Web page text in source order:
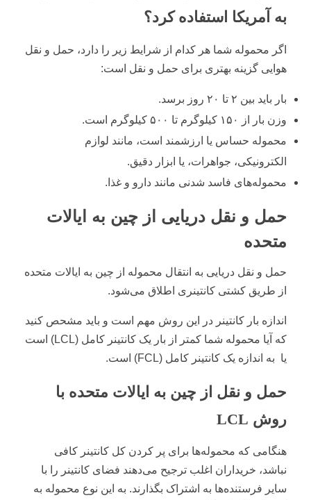
به آمریکا استفاده کرد؟
اگر محموله شما هر کدام از شرایط زیر را دارد، حمل و نقل
هوایی گزینه بهتری برای حمل و نقل است:
بار باید بین ۲ تا ۲۰ روز برسد.
وزن بار از ۱۵۰ کیلوگرم تا ۵۰۰ کیلوگرم است.
محموله حساس یا ارزشمند است، مانند لوازم
الکترونیکی، جواهرات، یا ابزار دقیق.
محموله‌های فاسد شدنی مانند دارو و غذا.
حمل و نقل دریایی از چین به ایالات
متحده
حمل و نقل دریایی به انتقال محموله از چین به ایالات متحده
از طریق کشتی کانتینری اطلاق می‌شود.
اندازه بار کانتینر در این روش مهم است و باید مشحص کنید
که آیا محموله شما کمتر از بار یک کانتینر کامل (LCL) است
یا به اندازه یک کانتینر کامل (FCL) است.
حمل و نقل از چین به ایالات متحده با
روش LCL
هنگامی که محموله‌ها برای پر کردن کل کانتینر کافی
نباشد، خریداران اغلب ترجیح می‌دهند فضای کانتینر را با
سایر فرستنده‌ها به اشتراک بگذارند. به این نوع محموله به